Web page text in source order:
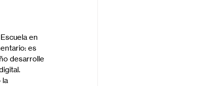
en
es
desarrolle
la